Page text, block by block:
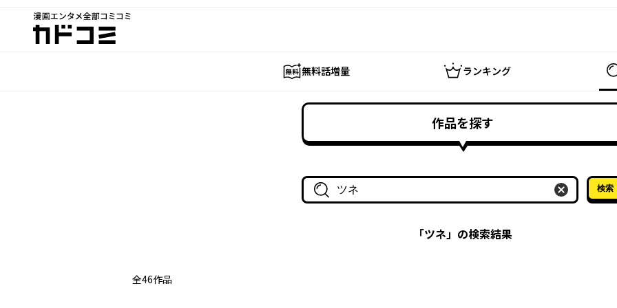
漫画エンタメ全部コミコミ
カドコミ
無料話増量 ランキング
作品を探す
作品名・作家名で探す
検索
「ツネ」の検索結果
全46作品